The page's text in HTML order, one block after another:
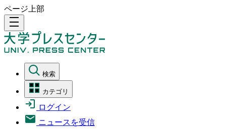
ページ上部
density_medium
検索
カテゴリ
ログイン
ニュースを受信